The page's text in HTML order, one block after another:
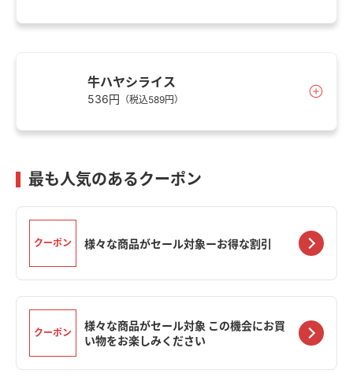
牛ハヤシライス
536円 （税込589円）
最も人気のあるクーポン
クーポン 様々な商品がセール対象ーお得な割引
クーポン
様々な商品がセール対象 この機会にお買
い物をお楽しみください